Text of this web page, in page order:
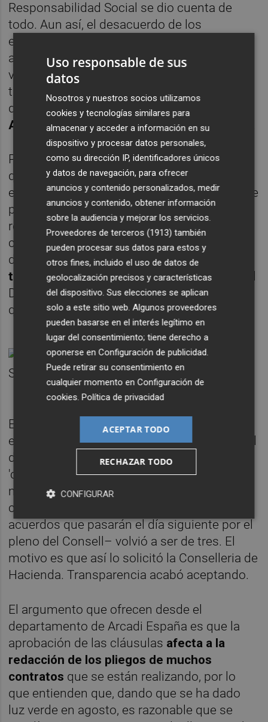
Responsabilidad Social se dio cuenta de
todo. Aun así, el desacuerdo de los
empresarios con que el decreto fuera
aprobado es evidente. Además de que lo
veían precipitado. Una posición que han
trasladado al Gobierno valenciano a través
de la Conselleria de Hacienda que ostenta
Arcadi España(PSPV), según varias fuentes.
Pese a que ambos departamentos niegan
que esta situación haya generado tensiones
entre los socios del Consell, este jueves sí se
produjo una modificación que nadie quiere
relacionar directamente de manera oficial
con lo ocurrido con la CEV. El último párrafo
del decreto establece queentrará en vigor
tres meses después de su publicación
Diari Oficial de la Generalitat (DOGV), algo no
que no suele ser habitual.
Esta moratoria de tres meses estaba así
especificada en el inicio de la tramitación del
decreto, pero pasó a ser de un mes. En el
'consellet' celebrado el jueves –cita que
mantienen los subsecretarios de las
consellerias en la que dan luz verde a los
acuerdos que pasarán el día siguiente por el
pleno del Consell– volvió a ser de tres. El
motivo es que así lo solicitó la Conselleria de
Hacienda. Transparencia acabó aceptando.
El argumento que ofrecen desde el
departamento de Arcadi España es que la
aprobación de las cláusulas afecta a la
redacción de los pliegos de muchos
contratos que se están realizando, por lo
que entienden que, dando que se ha dado
luz verde en agosto, es razonable que se
Uso responsable de sus
datos
Nosotros y nuestros socios utilizamos
cookies y tecnologías similares para
almacenar y acceder a información en su
dispositivo y procesar datos personales,
como su dirección IP, identificadores únicos
y datos de navegación, para ofrecer
anuncios y contenido personalizados, medir
anuncios y contenido, obtener información
sobre la audiencia y mejorar los servicios.
Proveedores de terceros (1913) también
pueden procesar sus datos para estos y
otros fines, incluido el uso de datos de
geolocalización precisos y características
del dispositivo. Sus elecciones se aplican
solo a este sitio web. Algunos proveedores
pueden basarse en el interés legítimo en
lugar del consentimiento; tiene derecho a
oponerse enConfiguración de publicidad.
Puede retirar su consentimiento en
cualquier momento enConfiguración de
cookies.Política de privacidad
ACEPTAR TODO
RECHAZAR TODO
CONFIGURAR